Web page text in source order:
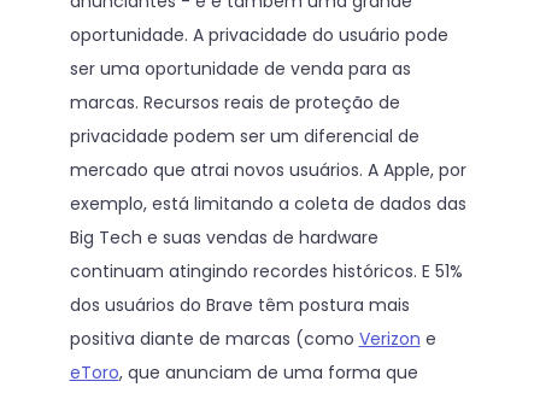
oportunidade. A privacidade do usuário pode
ser uma oportunidade de venda para as
marcas. Recursos reais de proteção de
privacidade podem ser um diferencial de
mercado que atrai novos usuários. A Apple, por
exemplo, está limitando a coleta de dados das
Big Tech e suas vendas de hardware
continuam atingindo recordes históricos. E 51%
dos usuários do Brave têm postura mais
positiva diante de marcas (como Verizon e
eToro, que anunciam de uma forma que